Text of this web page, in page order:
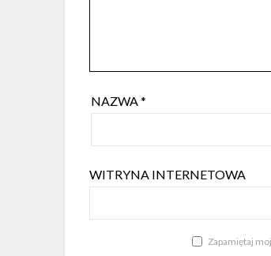
NAZWA*
WITRYNA INTERNETOWA
Zapamiętaj